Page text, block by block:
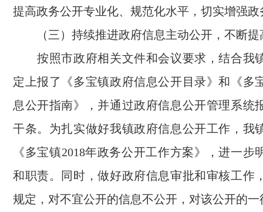
提高政务公开专业化、规范化水平，切实增强
（三）持续推进政府信息主动公开，不断
按照市政府相关文件和会议要求，结合我
定上报了《多宝镇政府信息公开目录》和《多
息公开指南》，并通过政府信息公开管理系统
干条。为扎实做好我镇政府信息公开工作，我
《多宝镇2018年政务公开工作方案》，进一步
和职责。同时，做好政府信息审批和审核工作
规定，对不宜公开的信息不公开，对该公开的一